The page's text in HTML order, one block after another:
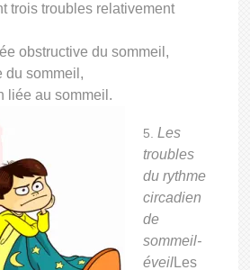
trois troubles relativement
obstructive du sommeil,
du sommeil,
liée au sommeil.
Les
troubles
du rythme
circadien
de
sommeil-
éveilLes